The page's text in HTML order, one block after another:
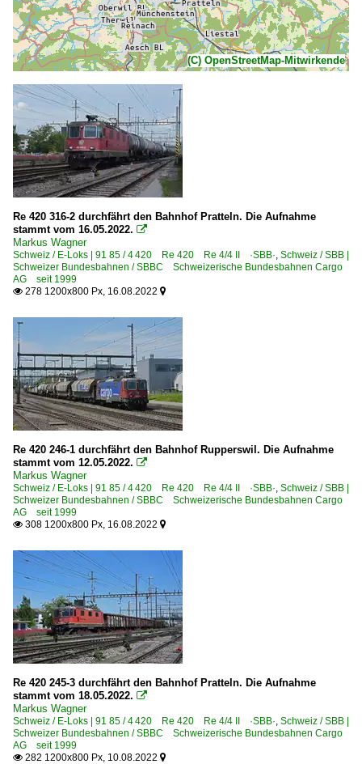
(C) OpenStreetMap-Mitwirkende
Re 420 316-2 durchfährt den Bahnhof Pratteln. Die Aufnahme
stammt vom 16.05.2022. 
Markus Wagner
Schweiz / E-Loks | 91 85 / 4 420 Re 420 Re 4/4 II ·SBB·, Schweiz / SBB |
Schweizer Bundesbahnen / SBBC Schweizerische Bundesbahnen Cargo
AG seit 1999
 278 1200x800 Px, 16.08.2022 
Re 420 246-1 durchfährt den Bahnhof Rupperswil. Die Aufnahme
stammt vom 12.05.2022. 
Markus Wagner
Schweiz / E-Loks | 91 85 / 4 420 Re 420 Re 4/4 II ·SBB·, Schweiz / SBB |
Schweizer Bundesbahnen / SBBC Schweizerische Bundesbahnen Cargo
AG seit 1999
 308 1200x800 Px, 16.08.2022 
Re 420 245-3 durchfährt den Bahnhof Pratteln. Die Aufnahme
stammt vom 18.05.2022. 
Markus Wagner
Schweiz / E-Loks | 91 85 / 4 420 Re 420 Re 4/4 II ·SBB·, Schweiz / SBB |
Schweizer Bundesbahnen / SBBC Schweizerische Bundesbahnen Cargo
AG seit 1999
 282 1200x800 Px, 10.08.2022 